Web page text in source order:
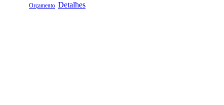
Orçamento Detalhes